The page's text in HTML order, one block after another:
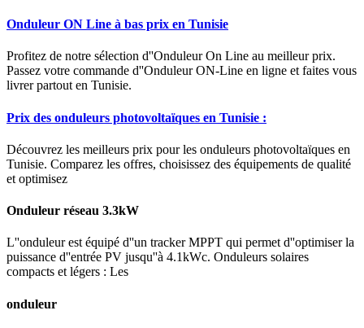
Onduleur ON Line à bas prix en Tunisie
Profitez de notre sélection d''Onduleur On Line au meilleur prix.
Passez votre commande d''Onduleur ON-Line en ligne et faites vous
livrer partout en Tunisie.
Prix des onduleurs photovoltaïques en Tunisie :
Découvrez les meilleurs prix pour les onduleurs photovoltaïques en
Tunisie. Comparez les offres, choisissez des équipements de qualité
et optimisez
Onduleur réseau 3.3kW
L''onduleur est équipé d''un tracker MPPT qui permet d''optimiser la
puissance d''entrée PV jusqu''à 4.1kWc. Onduleurs solaires
compacts et légers : Les
onduleur